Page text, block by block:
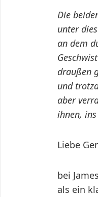
Die
unter
an dem
draußen
und
aber
ihnen,
Liebe
bei
als ein